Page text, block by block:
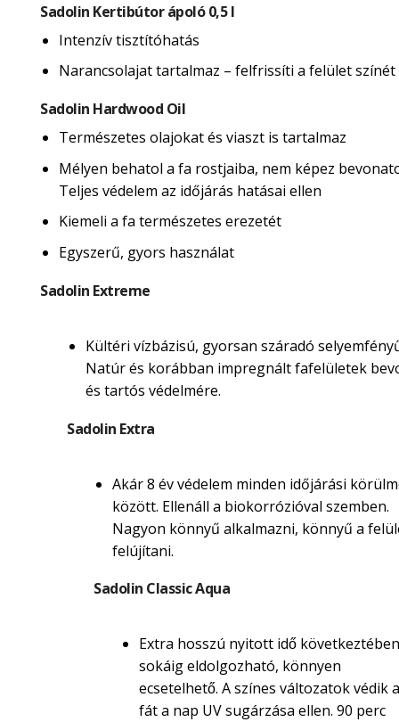
Sadolin Kertibútor ápoló 0,5 l
Intenzív tisztítóhatás
Narancsolajat tartalmaz – felfrissíti a felület színét
Sadolin Hardwood Oil
Természetes olajokat és viaszt is tartalmaz
Mélyen behatol a fa rostjaiba, nem képez
Teljes védelem az időjárás hatásai ellen
Kiemeli a fa természetes erezetét
Egyszerű, gyors használat
Sadolin Extreme
Kültéri vízbázisú, gyorsan száradó
Natúr és korábban impregnált fafelületek
és tartós védelmére.
Sadolin Extra
Akár 8 év védelem minden időjárási
között. Ellenáll a biokorrózióval szemben.
Nagyon könnyű alkalmazni, könnyű a
felújítani.
Sadolin Classic Aqua
Extra hosszú nyitott idő következtében
sokáig eldolgozható, könnyen
ecsetelhető. A színes változatok védik a
fát a nap UV sugárzása ellen. 90 perc